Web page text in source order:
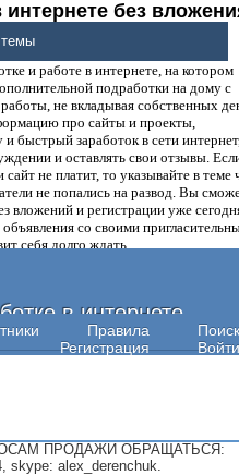
без
и работе в интернете, на котором
подработки на дому с
не вкладывая собственных
про сайты и проекты,
быстрый заработок в сети
и оставлять свои отзывы.
не платит, то указывайте в теме
не попались на развод. Вы
вложений и регистрации уже
со своими
себя долго ждать.
в интернете
Правила
Поиск
Регистрация
Войти
ПРОДАЖИ ОБРАЩАТЬСЯ:
skype: alex_derenchuk.